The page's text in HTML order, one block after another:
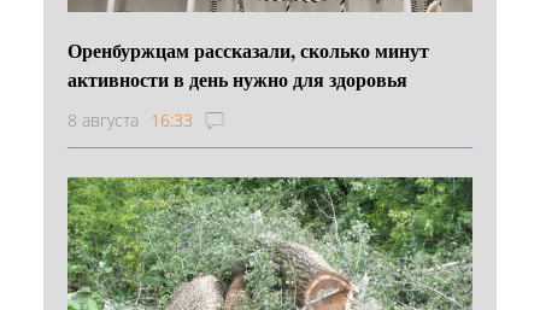
Оренбуржцам рассказали, сколько минут
активности в день нужно для здоровья
8 августа 16:33